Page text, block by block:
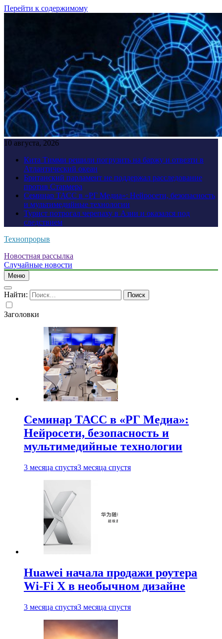
Перейти к содержимому
10 августа, 2026
Кита Тимми решили погрузить на баржу и отвезти в
Атлантический океан
Британский парламент не поддержал расследование
против Стармера
Семинар ТАСС в «РГ Медиа»: Нейросети, безопасность
и мультимедийные технологии
Турист потрогал черепаху в Азии и оказался под
следствием
Технопрорыв
Новостная рассылка
Случайные новости
Меню
Найти:
Заголовки
Семинар ТАСС в «РГ Медиа»:
Нейросети, безопасность и
мультимедийные технологии
3 месяца спустя3 месяца спустя
Huawei начала продажи роутера
Wi-Fi X в необычном дизайне
3 месяца спустя3 месяца спустя